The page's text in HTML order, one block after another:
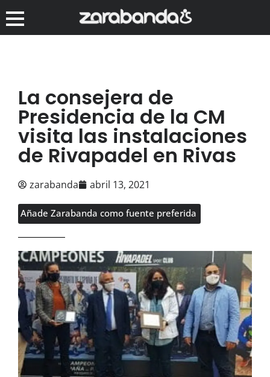
La consejera de
Presidencia de la CM
visita las instalaciones
de Rivapadel en Rivas
zarabanda abril 13, 2021
Añade Zarabanda como fuente preferida